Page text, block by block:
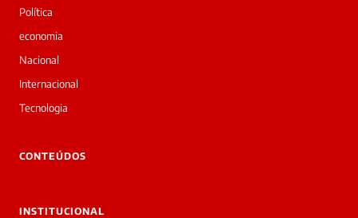
Oi!
Bom
dia!
a
Laura,
▷
Política
economia
Nacional
Internacional
Tecnologia
CONTEÚDOS
INSTITUCIONAL